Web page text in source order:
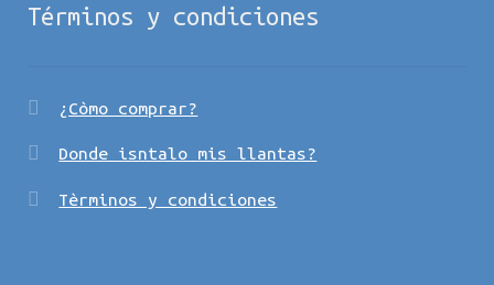
Términos y condiciones
¿Còmo comprar?
Donde isntalo mis llantas?
Tèrminos y condiciones